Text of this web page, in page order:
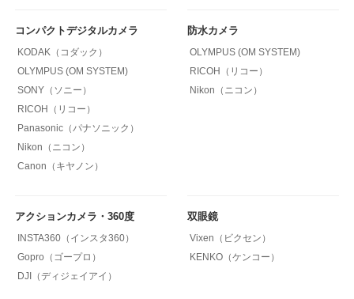
コンパクトデジタルカメラ
KODAK（コダック）
OLYMPUS (OM SYSTEM)
SONY（ソニー）
RICOH（リコー）
Panasonic（パナソニック）
Nikon（ニコン）
Canon（キヤノン）
防水カメラ
OLYMPUS (OM SYSTEM)
RICOH（リコー）
Nikon（ニコン）
アクションカメラ・360度
INSTA360（インスタ360）
Gopro（ゴープロ）
DJI（ディジェイアイ）
双眼鏡
Vixen（ビクセン）
KENKO（ケンコー）